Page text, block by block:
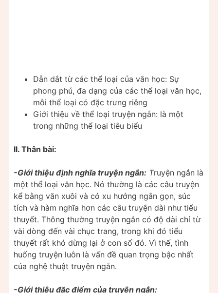
Dẫn dắt từ các thể loại của văn học: Sự
phong phú, đa dạng của các thể loại văn học,
mỗi thể loại có đặc trưng riêng
Giới thiệu về thể loại truyện ngắn: là một
trong những thể loại tiêu biểu
II. Thân bài:
-Giới thiệu định nghĩa truyện ngắn: Truyện ngắn là
một thể loại văn học. Nó thường là các câu truyện
kể bằng văn xuôi và có xu hướng ngắn gọn, súc
tích và hàm nghĩa hơn các câu truyện dài như tiểu
thuyết. Thông thường truyện ngắn có độ dài chỉ từ
vài dòng đến vài chục trang, trong khi đó tiểu
thuyết rất khó dừng lại ở con số đó. Vì thế, tình
huống truyện luôn là vấn đề quan trọng bậc nhất
của nghệ thuật truyện ngắn.
-Giới thiệu đặc điểm của truyện ngắn: